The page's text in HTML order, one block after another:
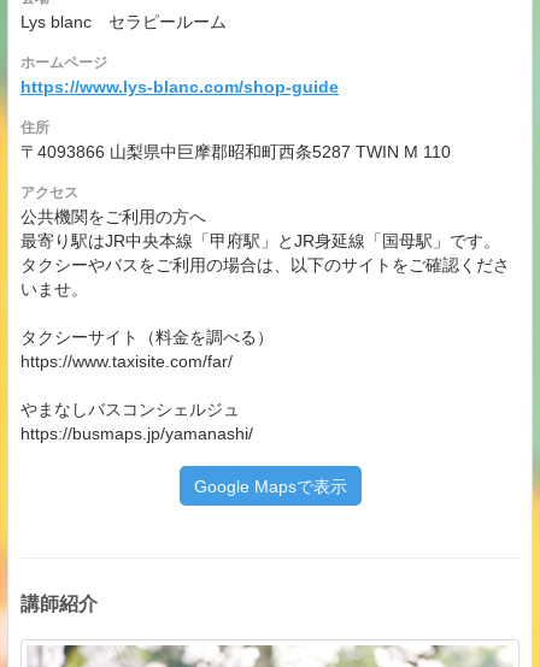
Lys blanc セラピールーム
ホームページ
https://www.lys-blanc.com/shop-guide
住所
〒4093866 山梨県中巨摩郡昭和町西条5287 TWIN M 110
アクセス
公共機関をご利用の方へ
最寄り駅はJR中央本線「甲府駅」とJR身延線「国母駅」です。
タクシーやバスをご利用の場合は、以下のサイトをご確認くださ
いませ。
タクシーサイト（料金を調べる）
https://www.taxisite.com/far/
やまなしバスコンシェルジュ
https://busmaps.jp/yamanashi/
Google Mapsで表示
講師紹介